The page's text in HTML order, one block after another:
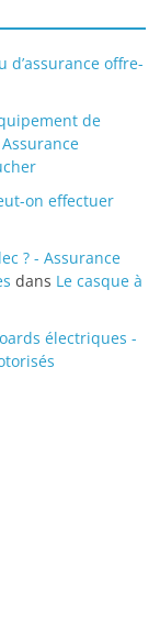
d’assurance offre-
de
on effectuer
? - Assurance
dans Le casque à
électriques -